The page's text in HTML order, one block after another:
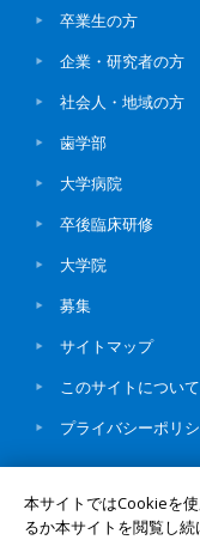
卒業生の方
企業・研究者の方
社会人・地域の方
歯学部
大学病院
卒後臨床研修
大学院
募集
サイトマップ
このサイトについて
プライバシーポリ
本サイトではCookieを
るか本サイトを閲覧し